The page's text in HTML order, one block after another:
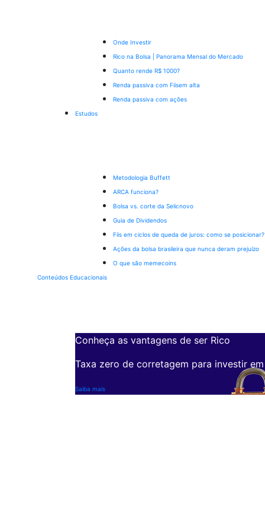
Onde Investir
Rico na Bolsa | Panorama Mensal do Mercado
Quanto rende R$ 1000?
Renda passiva com Fiisem alta
Renda passiva com ações
Estudos
Metodologia Buffett
ARCA funciona?
Bolsa vs. corte da Selicnovo
Guia de Dividendos
Fiis em ciclos de queda de juros: como se posicionar?
Ações da bolsa brasileira que nunca deram prejuízo
O que são memecoins
Conteúdos Educacionais
Conheça as vantagens de ser Rico
Taxa zero de corretagem para investir
Saiba mais